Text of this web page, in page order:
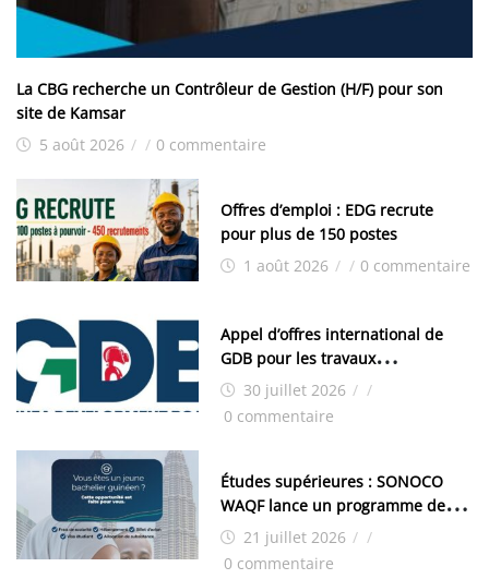
La CBG recherche un Contrôleur de Gestion (H/F) pour son
site de Kamsar
5 août 2026 / / 0 commentaire
Offres d’emploi : EDG recrute
pour plus de 150 postes
1 août 2026 / / 0 commentaire
Appel d’offres international de
GDB pour les travaux
d’aménagement de la zone
industrielle de FANDJE (PAZIF)
30 juillet 2026 / /
0 commentaire
Études supérieures : SONOCO
WAQF lance un programme de
bourses pour la Malaisie
21 juillet 2026 / /
0 commentaire